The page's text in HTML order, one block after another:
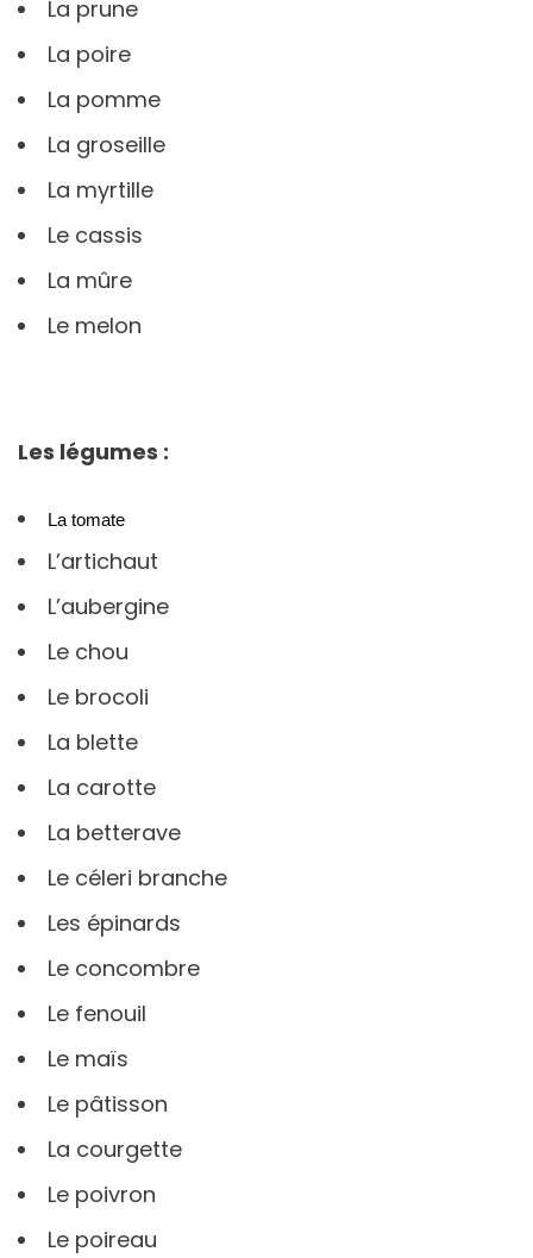
La prune
La poire
La pomme
La groseille
La myrtille
Le cassis
La mûre
Le melon
Les légumes :
La tomate
L’artichaut
L’aubergine
Le chou
Le brocoli
La blette
La carotte
La betterave
Le céleri branche
Les épinards
Le concombre
Le fenouil
Le maïs
Le pâtisson
La courgette
Le poivron
Le poireau